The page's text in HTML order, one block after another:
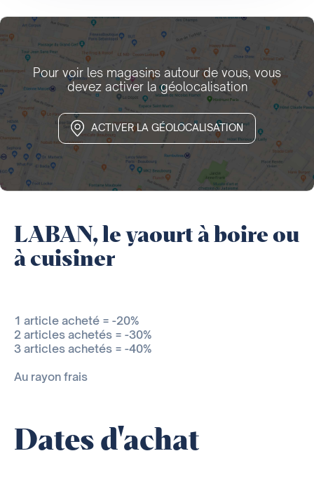
Pour voir les magasins autour de vous, vous
devez activer la géolocalisation
ACTIVER LA GÉOLOCALISATION
LABAN, le yaourt à boire ou
à cuisiner
1 article acheté = -20%
2 articles achetés = -30%
3 articles achetés = -40%
Au rayon frais
Dates d'achat